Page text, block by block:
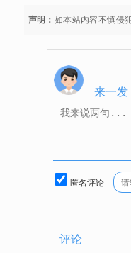
声明： 如本站内容不慎侵
来一发
匿名评论
评论